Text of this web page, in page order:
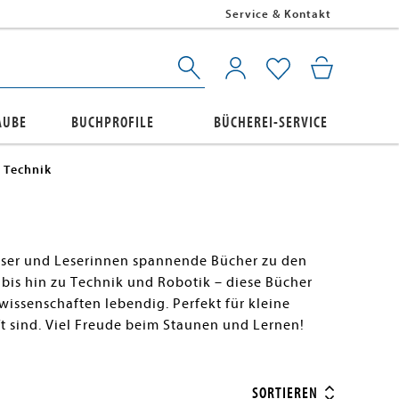
Service & Kontakt
BUCHPROFILE BÜCHEREI-SERVICE
und Leserinnen spannende Bücher zu den
hin zu Technik und Robotik – diese Bücher
lebendig. Perfekt für kleine
Viel Freude beim Staunen und Lernen!
SORTIEREN